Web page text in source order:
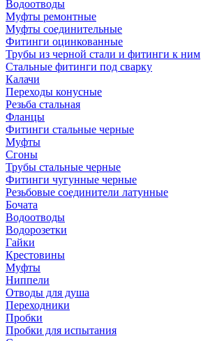
Водоотводы
Муфты ремонтные
Муфты соединительные
Фитинги оцинкованные
Трубы из черной стали и фитинги к ним
Стальные фитинги под сварку
Калачи
Переходы конусные
Резьба стальная
Фланцы
Фитинги стальные черные
Муфты
Сгоны
Трубы стальные черные
Фитинги чугунные черные
Резьбовые соединители латунные
Бочата
Водоотводы
Водорозетки
Гайки
Крестовины
Муфты
Ниппели
Отводы для душа
Переходники
Пробки
Пробки для испытания